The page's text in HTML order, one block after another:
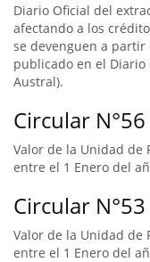
Diario Oficial del
afectando a los
se devenguen a partir
publicado en el Diario
Austral).
Circular
Valor de la Unidad de
entre el 1 Enero del
Circular
Valor de la Unidad de
entre el 1 Enero del